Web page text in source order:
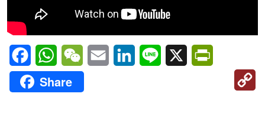
FacebookWhatsAppWeChatEmail LinkedInLine X
Share